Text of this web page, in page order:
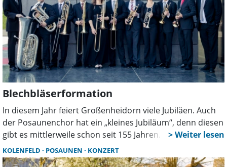
Blechbläserformation
In diesem Jahr feiert Großenheidorn viele Jubiläen. Auch
der Posaunenchor hat ein „kleines Jubiläum“, denn diesen
gibt es mittlerweile schon seit 155 Jahren. So lange
erklingt christliche Blechbläsermusik in Großenheidorn
und Steinhude.
KOLENFELD POSAUNEN KONZERT